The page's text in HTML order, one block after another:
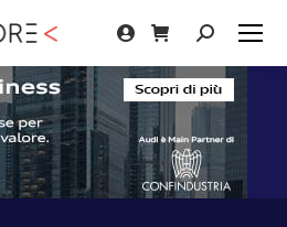
Cerca: